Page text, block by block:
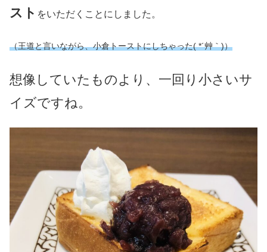
スト をいただくことにしました。
（王道と言いながら、小倉トーストにしちゃった( *´艸｀)）
想像していたものより、一回り小さいサ
イズですね。